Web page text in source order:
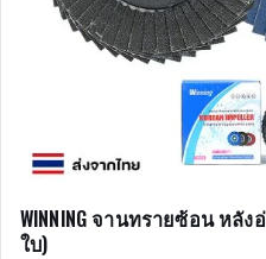
WINNING จานทรายซ้อน หลั
ใบ)